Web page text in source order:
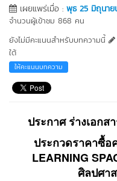
เผยแพร่เมื่อ : พุธ 25 มิถุนาย
จำนวนผู้เข้าชม 868 คน
ยังไม่มีคะแนนสำหรับบทความนี้
ใต้
ให้คะแนนบทความ
ประกาศ ร่างเอก
ประกวดราคาซื้
LEARNING
ศิลปศา